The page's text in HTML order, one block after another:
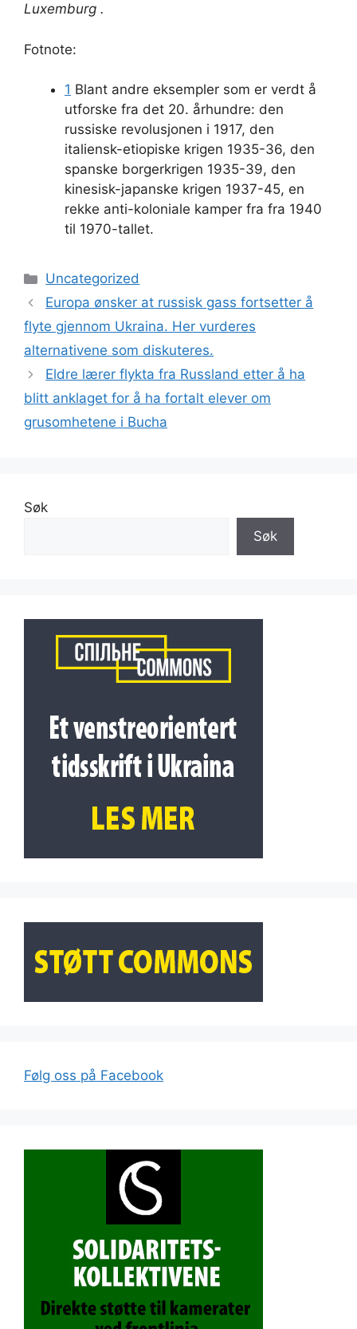
Luxemburg .
Fotnote:
1 Blant andre eksempler som er verdt å
utforske fra det 20. århundre: den
russiske revolusjonen i 1917, den
italiensk-etiopiske krigen 1935-36, den
spanske borgerkrigen 1935-39, den
kinesisk-japanske krigen 1937-45, en
rekke anti-koloniale kamper fra fra 1940
til 1970-tallet.
Kategorier
Uncategorized
Europa ønsker at russisk gass fortsetter å
flyte gjennom Ukraina. Her vurderes
alternativene som diskuteres.
Eldre lærer flykta fra Russland etter å ha
blitt anklaget for å ha fortalt elever om
grusomhetene i Bucha
Søk
Søk
Følg oss på Facebook